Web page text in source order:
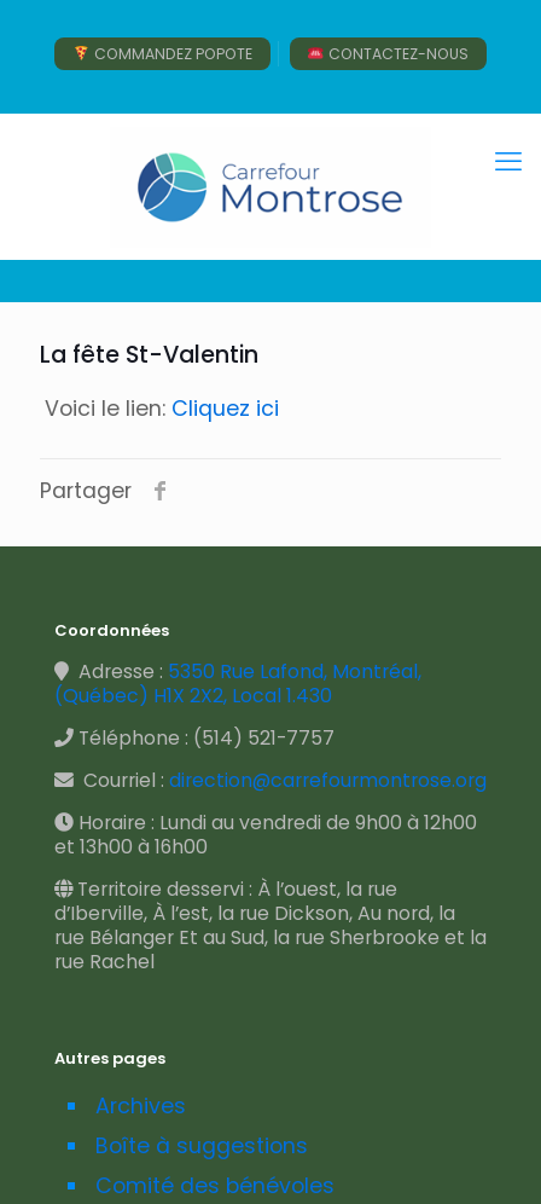
COMMANDEZ POPOTE CONTACTEZ-NOUS
La fête St-Valentin
Voici le lien: Cliquez ici
Partager
Coordonnées
Adresse : 5350 Rue Lafond, Montréal,
(Québec) H1X 2X2, Local 1.430
Téléphone : (514) 521-7757
Courriel : direction@carrefourmontrose.org
Horaire : Lundi au vendredi de 9h00 à 12h00
et 13h00 à 16h00
Territoire desservi : À l’ouest, la rue
d’Iberville, À l’est, la rue Dickson, Au nord, la
rue Bélanger Et au Sud, la rue Sherbrooke et la
rue Rachel
Autres pages
Archives
Boîte à suggestions
Comité des bénévoles